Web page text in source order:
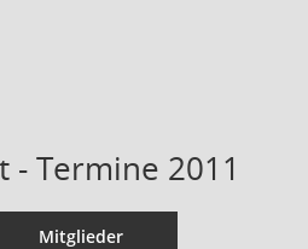
- Termine 2011
Mitglieder